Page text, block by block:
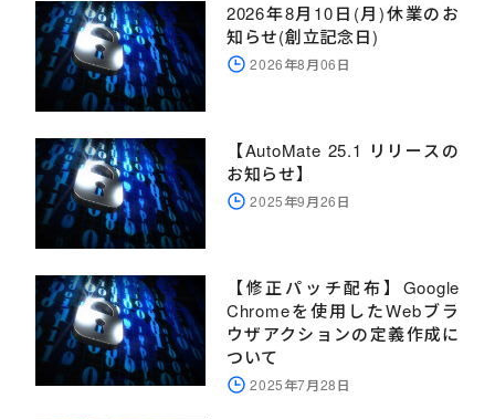
2026年8月10日(月)休業のお
知らせ(創立記念日)
2026年8月06日
【AutoMate 25.1 リリースの
お知らせ】
2025年9月26日
【修正パッチ配布】Google
Chromeを使用したWebブラ
ウザアクションの定義作成に
ついて
2025年7月28日